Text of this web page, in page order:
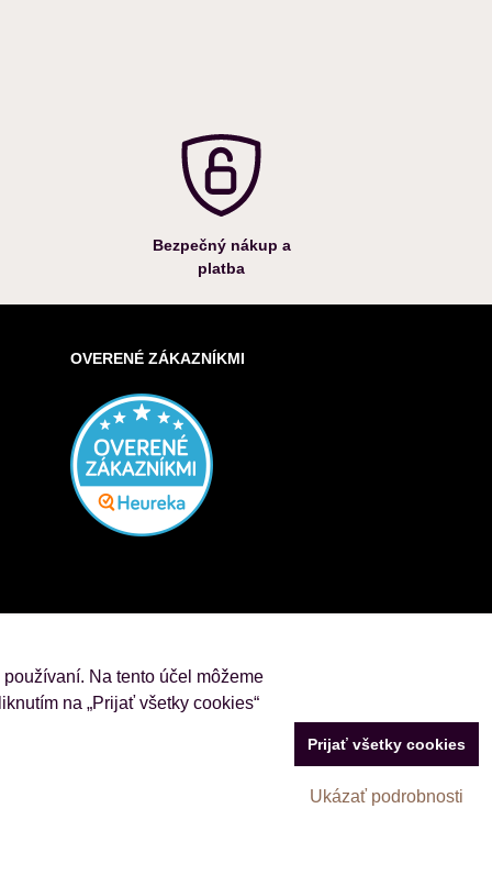
Bezpečný nákup a
platba
OVERENÉ ZÁKAZNÍKMI
Na tento účel môžeme
na „Prijať všetky cookies“
Ukázať podrobnosti
Prijať všetky cookies